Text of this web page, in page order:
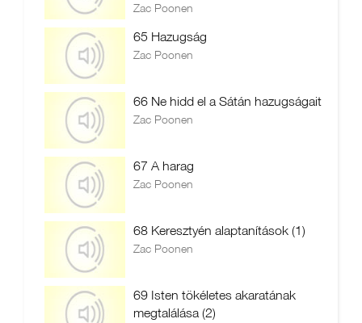
Zac Poonen
65 Hazugság
Zac Poonen
66 Ne hidd el a Sátán hazugságait
Zac Poonen
67 A harag
Zac Poonen
68 Keresztyén alaptanítások (1)
Zac Poonen
69 Isten tökéletes akaratának
megtalálása (2)